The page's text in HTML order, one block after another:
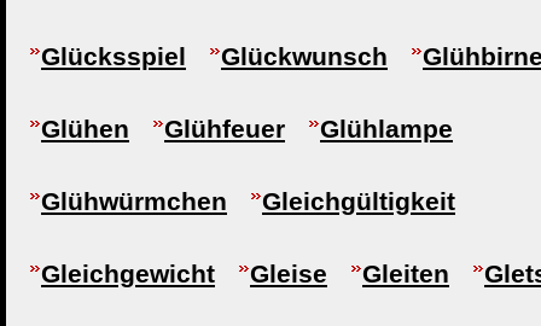
Glücksspiel Glückwunsch
Glühen Glühfeuer Glühlampe
Glühwürmchen Gleichgültigkeit
Gleichgewicht Gleise Gleiten